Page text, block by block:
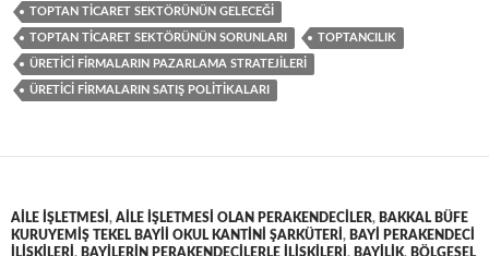
TOPTAN TICARET SEKTÖRÜNÜN GELECEĞI
TOPTAN TICARET SEKTÖRÜNÜN SORUNLARI TOPTANCILIK
ÜRETICI FIRMALARIN PAZARLAMA STRATEJILERI
ÜRETICI FIRMALARIN SATIŞ POLITIKALARI
AILE IŞLETMESI , AILE IŞLETMESI OLAN PERAKENDECILER, BAKKAL BÜFE
KURUYEMIŞ TEKEL BAYII OKUL KANTINI ŞARKÜTERI , BAYI PERAKENDECI
ILIŞKILERI , BAYILERIN PERAKENDECILERLE ILIŞKILERI , BAYILIK, BÖLGESEL